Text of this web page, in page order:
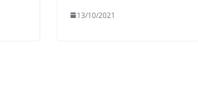
13/10/2021